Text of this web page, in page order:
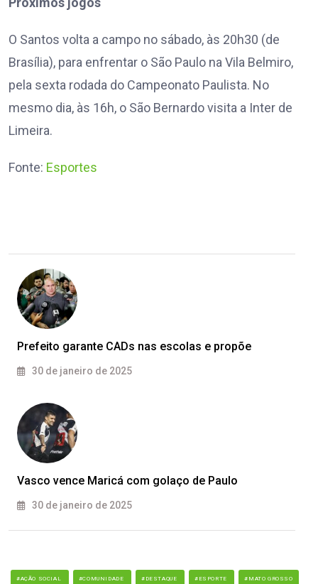
O Santos volta a campo no sábado, às 20h30 (de
Brasília), para enfrentar o São Paulo na Vila Belmiro,
pela sexta rodada do Campeonato Paulista. No
mesmo dia, às 16h, o São Bernardo visita a Inter de
Limeira.
Fonte: Esportes
Prefeito garante CADs nas escolas e propõe
30 de janeiro de 2025
Vasco vence Maricá com golaço de Paulo
30 de janeiro de 2025
#AÇÃO SOCIAL #COMUNIDADE #DESTAQUE #ESPORTE #MATO GROSSO